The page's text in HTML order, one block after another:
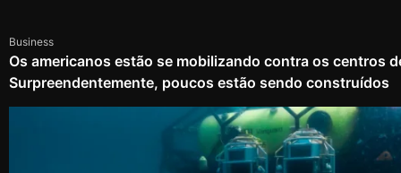
Business
Os americanos estão se mobilizando contra os centros
Surpreendentemente, poucos estão sendo construídos